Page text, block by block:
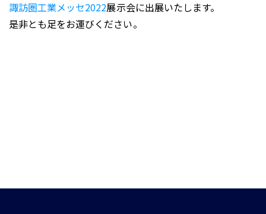
諏訪圏工業メッセ2022展示会に出展いたします。
是非とも足をお運びください。